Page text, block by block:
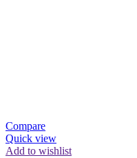
Compare
Quick view
Add to wishlist